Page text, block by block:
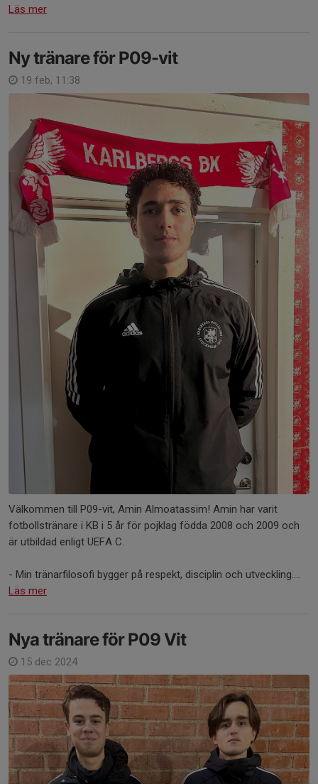
Läs mer
Ny tränare för P09-vit
19 feb, 11:38
Välkommen till P09-vit, Amin Almoatassim! Amin har varit
fotbollstränare i KB i 5 år för pojklag födda 2008 och 2009 och
är utbildad enligt UEFA C.
- Min tränarfilosofi bygger på respekt, disciplin och utveckling....
Läs mer
Nya tränare för P09 Vit
15 dec 2024